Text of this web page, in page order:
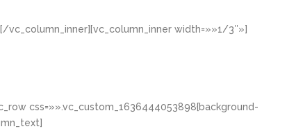
width=»»1/3″»]
css=»».vc_custom_1636444053898{background-